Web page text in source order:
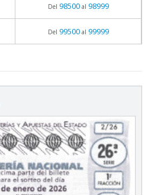
Del 98500al 98999
Del 99500al 99999